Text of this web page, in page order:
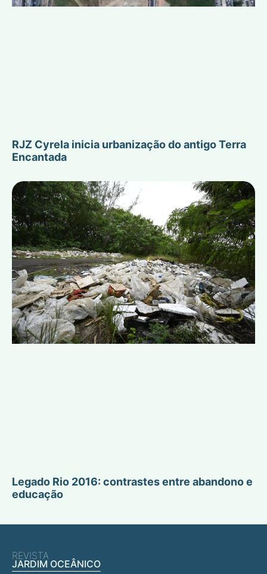
RJZ Cyrela inicia urbanização do antigo Terra
Encantada
Legado Rio 2016: contrastes entre abandono e
educação
REVISTA
JARDIM OCEÂNICO